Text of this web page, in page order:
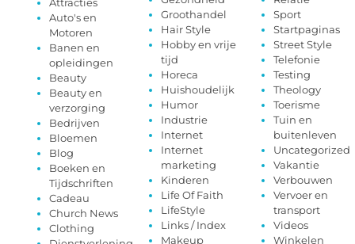
Attracties
Auto's en
Motoren
Banen en
opleidingen
Beauty
Beauty en
verzorging
Bedrijven
Bloemen
Blog
Boeken en
Tijdschriften
Cadeau
Church News
Clothing
Groothandel
Hair Style
Hobby en vrije
tijd
Horeca
Huishoudelijk
Humor
Industrie
Internet
Internet
marketing
Kinderen
Life Of Faith
LifeStyle
Links / Index
Makeup
Sport
Startpaginas
Street Style
Telefonie
Testing
Theology
Toerisme
Tuin en
buitenleven
Uncategorized
Vakantie
Verbouwen
Vervoer en
transport
Videos
Winkelen